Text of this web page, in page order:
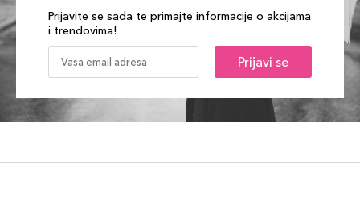
Prijavite se sada te primajte informacije o akcijama
i trendovima!
Prijavi se